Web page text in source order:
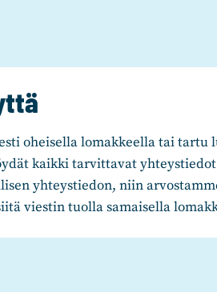
oheisella lomakkeella tai tartu
kaikki tarvittavat yhteystiedot.
yhteystiedon, niin
viestin tuolla samaisella